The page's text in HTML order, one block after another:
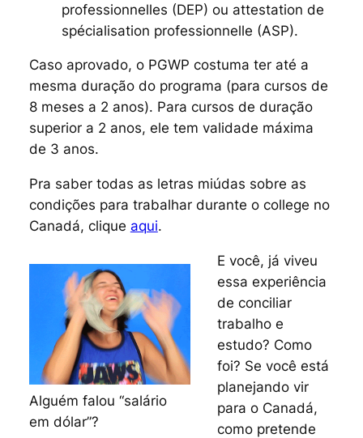
professionnelles (DEP) ou attestation de
spécialisation professionnelle (ASP).
Caso aprovado, o PGWP costuma ter até a
mesma duração do programa (para cursos de
8 meses a 2 anos). Para cursos de duração
superior a 2 anos, ele tem validade máxima
de 3 anos.
Pra saber todas as letras miúdas sobre as
condições para trabalhar durante o college no
Canadá, clique aqui.
Alguém falou “salário
em dólar”?
E você, já viveu
essa experiência
de conciliar
trabalho e
estudo? Como
foi? Se você está
planejando vir
para o Canadá,
como pretende